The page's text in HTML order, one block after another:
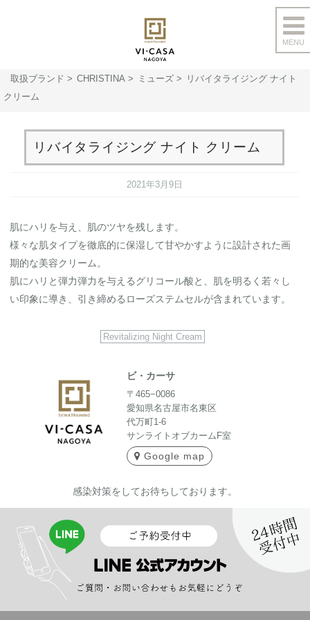
ン
MENU
取扱ブランド CHRISTINA ミューズ
リバイタライジング ナイト
クリーム
リバイタライジング ナイト クリーム
2021年3月9日
肌にハリを与え、肌のツヤを残します。
様々な肌タイプを徹底的に保湿して甘やかすように設計された画
期的な美容クリーム。
肌にハリと弾力弾力を与えるグリコール酸と、肌を明るく若々し
い印象に導き、引き締めるローズステムセルが含まれています。
Revitalizing Night Cream
ビ・カーサ
〒465−0086
愛知県名古屋市名東区
代万町1-6
サンライトオブカームF室
Google map
感染対策をしてお待ちしております。